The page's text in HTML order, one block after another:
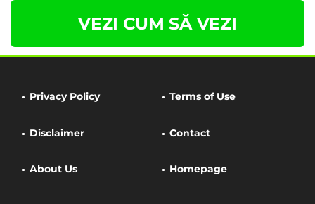
VEZI CUM SĂ VEZI
Privacy Policy Terms of Use
Disclaimer Contact
About Us Homepage